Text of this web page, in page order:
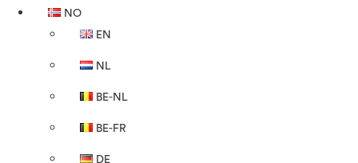
NO
EN
NL
BE-NL
BE-FR
DE